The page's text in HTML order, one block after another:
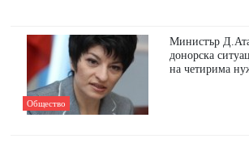
Общество
Министър
донорска
на четирима